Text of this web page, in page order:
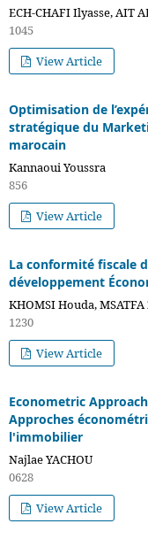
ECH-CHAFI Ilyasse, AIT
1045
View Article
Optimisation de
stratégique du
marocain
Kannaoui Youssra
856
View Article
La conformité fiscale
développement
KHOMSI Houda,
1230
View Article
Econometric
Approches
l'immobilier
Najlae YACHOU
0628
View Article